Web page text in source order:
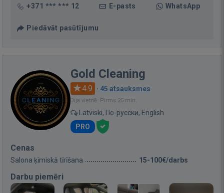
+371 *** *** 12 E-pasts WhatsApp
Piedāvāt pasūtījumu
Gold Cleaning
4.9 · 45 atsauksmes
Bija vietnē: Pirms 25 min.
Latviski, По-русски, English
PRO
Cenas
Salona ķīmiskā tīrīšana 15-100€/darbs
Darbu piemēri